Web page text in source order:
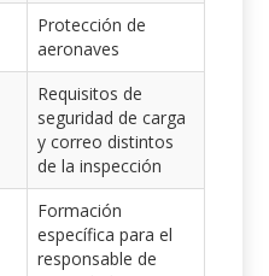
Protección de
aeronaves
Requisitos de
seguridad de carga
y correo distintos
de la inspección
Formación
específica para el
responsable de